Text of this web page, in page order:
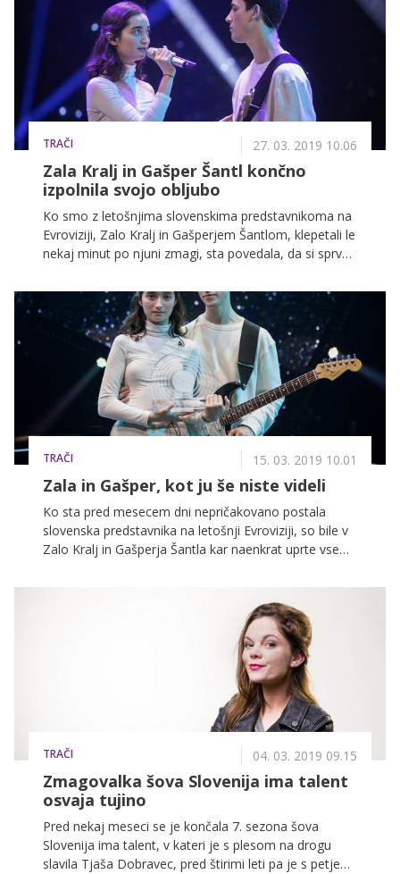
razglednico.
TRAČI 27. 03. 2019 10.06
Zala Kralj in Gašper Šantl končno
izpolnila svojo obljubo
Ko smo z letošnjima slovenskima predstavnikoma na
Evroviziji, Zalo Kralj in Gašperjem Šantlom, klepetali le
nekaj minut po njuni zmagi, sta povedala, da si sprva
Čeprav je od njune zmage minil že debel mesec, pa je
mladima zaljubljencema le uspelo izpolniti svojo
obljubo.
TRAČI 15. 03. 2019 10.01
Zala in Gašper, kot ju še niste videli
Ko sta pred mesecem dni nepričakovano postala
slovenska predstavnika na letošnji Evroviziji, so bile v
Zalo Kralj in Gašperja Šantla kar naenkrat uprte vse
Sprva zadržana in sramežljiva najstnika pa zdaj kažeta
TRAČI 04. 03. 2019 09.15
Zmagovalka šova Slovenija ima talent
osvaja tujino
Pred nekaj meseci se je končala 7. sezona šova
Slovenija ima talent, v kateri je s plesom na drogu
slavila Tjaša Dobravec, pred štirimi leti pa je s petjem